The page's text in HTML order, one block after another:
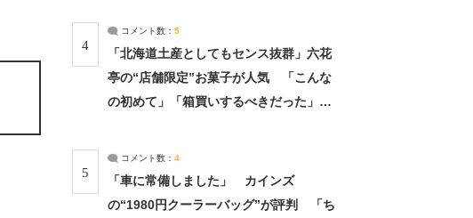
4
コメント数： 5
「北海道土産としてもセンス抜群」六花
亭の“店舗限定”お菓子が人気 「こんな
の初めて」「箱買いするべきだった」
5
コメント数： 4
「車に常備しました」 カインズ
の“1980円クーラーバッグ”が評判 「ち